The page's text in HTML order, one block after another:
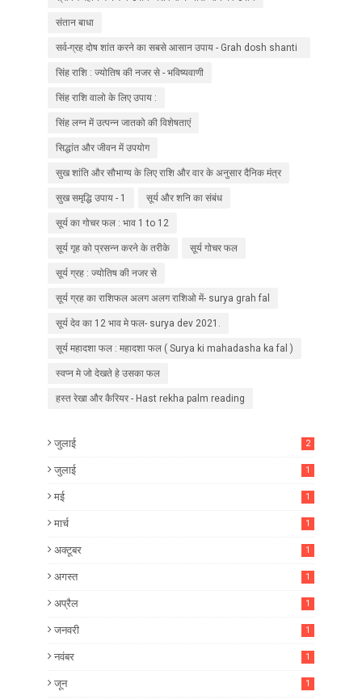
संतान बाधा
सर्व-ग्रह दोष शांत करने का सबसे आसान उपाय - Grah dosh shanti
upaay
सिंह राशि : ज्योतिष की नजर से - भविष्यवाणी
सिंह राशि वालो के लिए उपाय :
सिंह लग्न में उत्पन्न जातको की विशेषताएं
सिद्धांत और जीवन में उपयोग
सुख शांति और सौभाग्य के लिए राशि और वार के अनुसार दैनिक मंत्र
सुख समृद्धि उपाय - 1 सूर्य और शनि का संबंध
सूर्य का गोचर फल : भाव 1 to 12
सूर्य गृह को प्रसन्न करने के तरीके सूर्य गोचर फल
सूर्य ग्रह : ज्योतिष की नजर से
सूर्य ग्रह का राशिफल अलग अलग राशिओ में- surya grah fal
सूर्य देव का 12 भाव मे फल- surya dev 2021.
सूर्य महादशा फल : महादशा फल ( Surya ki mahadasha ka fal )
स्वप्न मे जो देखते हे उसका फल
हस्त रेखा और कैरियर - Hast rekha palm reading
जुलाई 2
जुलाई 1
मई 1
मार्च 1
अक्टूबर 1
अगस्त 1
अप्रैल 1
जनवरी 1
नवंबर 1
जून 1